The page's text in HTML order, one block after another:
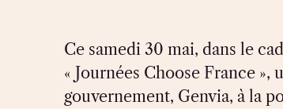
Ce samedi 30 mai, dans le
« Journées Choose France »,
gouvernement, Genvia, à la